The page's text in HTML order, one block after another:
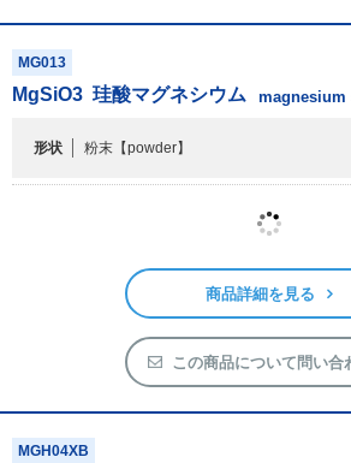
MgSiO3 珪酸マグネシウム magnesium
形状
商品詳細を見る
この商品について問い合
MgCO3(basic) 塩基性炭酸マグネシウ
magnesium carbonate (basic)